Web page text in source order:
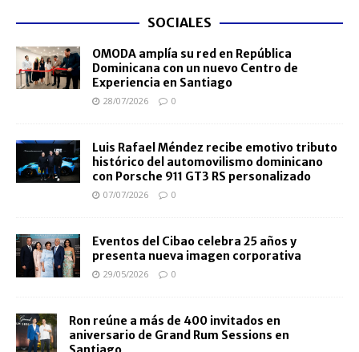
SOCIALES
OMODA amplía su red en República
Dominicana con un nuevo Centro de
Experiencia en Santiago
28/07/2026 0
Luis Rafael Méndez recibe emotivo tributo
histórico del automovilismo dominicano
con Porsche 911 GT3 RS personalizado
07/07/2026 0
Eventos del Cibao celebra 25 años y
presenta nueva imagen corporativa
29/05/2026 0
Ron reúne a más de 400 invitados en
aniversario de Grand Rum Sessions en